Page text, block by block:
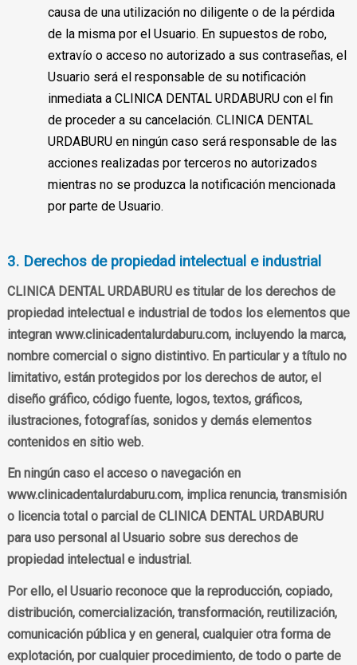
causa de una utilización no diligente o de la pérdida
de la misma por el Usuario. En supuestos de robo,
extravío o acceso no autorizado a sus contraseñas, el
Usuario será el responsable de su notificación
inmediata a CLINICA DENTAL URDABURU con el fin
de proceder a su cancelación. CLINICA DENTAL
URDABURU en ningún caso será responsable de las
acciones realizadas por terceros no autorizados
mientras no se produzca la notificación mencionada
por parte de Usuario.
3. Derechos de propiedad intelectual e industrial
CLINICA DENTAL URDABURU es titular de los derechos de
propiedad intelectual e industrial de todos los elementos que
integran www.clinicadentalurdaburu.com, incluyendo la marca,
nombre comercial o signo distintivo. En particular y a título no
limitativo, están protegidos por los derechos de autor, el
diseño gráfico, código fuente, logos, textos, gráficos,
ilustraciones, fotografías, sonidos y demás elementos
contenidos en sitio web.
En ningún caso el acceso o navegación en
www.clinicadentalurdaburu.com, implica renuncia, transmisión
o licencia total o parcial de CLINICA DENTAL URDABURU
para uso personal al Usuario sobre sus derechos de
propiedad intelectual e industrial.
Por ello, el Usuario reconoce que la reproducción, copiado,
distribución, comercialización, transformación, reutilización,
comunicación pública y en general, cualquier otra forma de
explotación, por cualquier procedimiento, de todo o parte de